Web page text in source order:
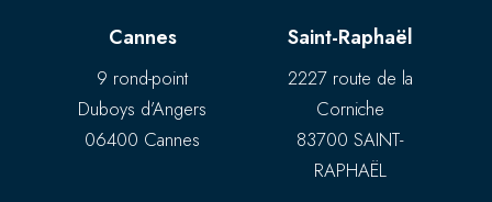
Cannes
9 rond-point
Duboys d’Angers
06400 Cannes
Saint-Raphaël
2227 route de la
Corniche
83700 SAINT-
RAPHAËL